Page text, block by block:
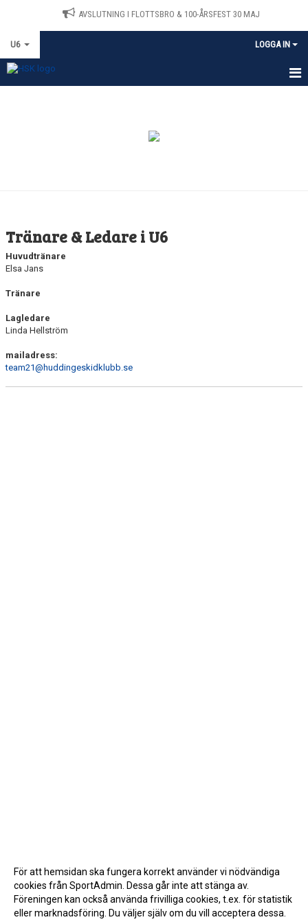
AVSLUTNING I FLOTTSBRO & 100-ÅRSFEST 30 MAJ
U6 LOGGA IN
Tränare & Ledare i U6
Huvudtränare
Elsa Jans
Tränare
Lagledare
Linda Hellström
mailadress:
team21@huddingeskidklubb.se
För att hemsidan ska fungera korrekt använder vi nödvändiga
cookies från SportAdmin. Dessa går inte att stänga av.
Föreningen kan också använda frivilliga cookies, t.ex. för statistik
eller marknadsföring. Du väljer själv om du vill acceptera dessa.